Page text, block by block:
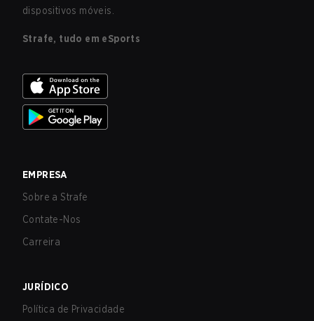
dispositivos móveis.
Strafe, tudo em eSports
EMPRESA
Sobre a Strafe
Contate-Nos
Carreira
JURÍDICO
Política de Privacidade